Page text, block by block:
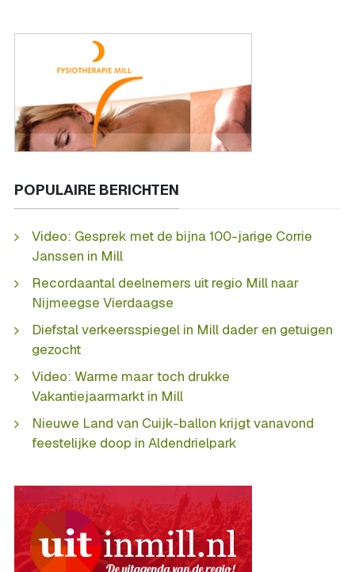
POPULAIRE BERICHTEN
Video: Gesprek met de bijna 100-jarige Corrie
Janssen in Mill
Recordaantal deelnemers uit regio Mill naar
Nijmeegse Vierdaagse
Diefstal verkeersspiegel in Mill dader en getuigen
gezocht
Video: Warme maar toch drukke
Vakantiejaarmarkt in Mill
Nieuwe Land van Cuijk-ballon krijgt vanavond
feestelijke doop in Aldendrielpark